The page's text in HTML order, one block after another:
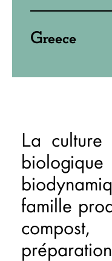
Greece
La
famille